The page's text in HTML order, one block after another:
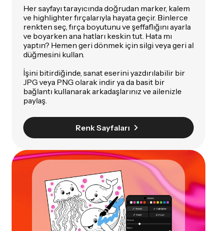
Her sayfayı tarayıcında doğrudan marker, kalem
ve highlighter fırçalarıyla hayata geçir. Binlerce
renkten seç, fırça boyutunu ve şeffaflığını ayarla
ve boyarken ana hatları keskin tut. Hata mı
yaptın? Hemen geri dönmek için silgi veya geri al
düğmesini kullan.
İşini bitirdiğinde, sanat eserini yazdırılabilir bir
JPG veya PNG olarak indir ya da basit bir
bağlantı kullanarak arkadaşlarınız ve ailenizle
paylaş.
Renk Sayfaları